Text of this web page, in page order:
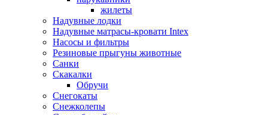
жилеты
Надувные лодки
Надувные матрасы-кровати Intex
Насосы и фильтры
Резиновые прыгуны животные
Санки
Скакалки
Обручи
Снегокаты
Снежколепы